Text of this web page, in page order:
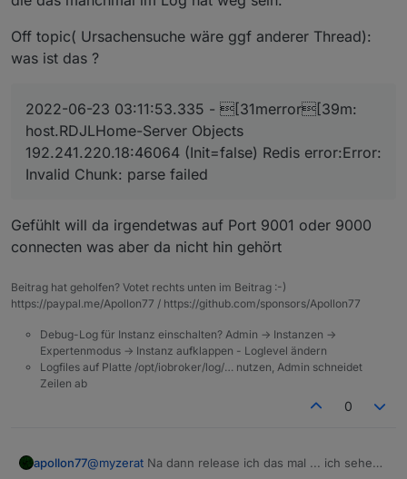
Off topic( Ursachensuche wäre ggf anderer Thread):
was ist das ?
2022-06-23 03:11:53.335 - [31merror[39m:
host.RDJLHome-Server Objects
192.241.220.18:46064 (Init=false) Redis error:Error:
Invalid Chunk: parse failed
Gefühlt will da irgendetwas auf Port 9001 oder 9000
connecten was aber da nicht hin gehört
Beitrag hat geholfen? Votet rechts unten im Beitrag :-)
https://paypal.me/Apollon77 / https://github.com/sponsors/Apollon77
Debug-Log für Instanz einschalten? Admin -> Instanzen ->
Expertenmodus -> Instanz aufklappen - Loglevel ändern
Logfiles auf Platte /opt/iobroker/log/… nutzen, Admin schneidet
Zeilen ab
0
apollon77@myzerat Na dann release ich das mal ... ich sehe